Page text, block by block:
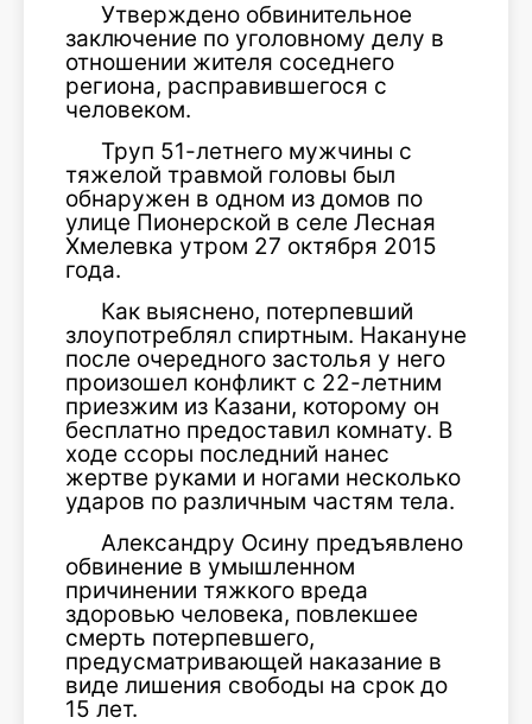
Утверждено обвинительное
заключение по уголовному делу в
отношении жителя соседнего
региона, расправившегося с
человеком.
Труп 51-летнего мужчины с
тяжелой травмой головы был
обнаружен в одном из домов по
улице Пионерской в селе Лесная
Хмелевка утром 27 октября 2015
года.
Как выяснено, потерпевший
злоупотреблял спиртным. Накануне
после очередного застолья у него
произошел конфликт с 22-летним
приезжим из Казани, которому он
бесплатно предоставил комнату. В
ходе ссоры последний нанес
жертве руками и ногами несколько
ударов по различным частям тела.
Александру Осину предъявлено
обвинение в умышленном
причинении тяжкого вреда
здоровью человека, повлекшее
смерть потерпевшего,
предусматривающей наказание в
виде лишения свободы на срок до
15 лет.